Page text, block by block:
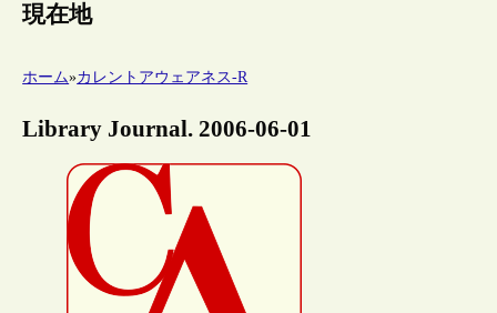
現在地
ホーム»カレントアウェアネス-R
Library Journal. 2006-06-01